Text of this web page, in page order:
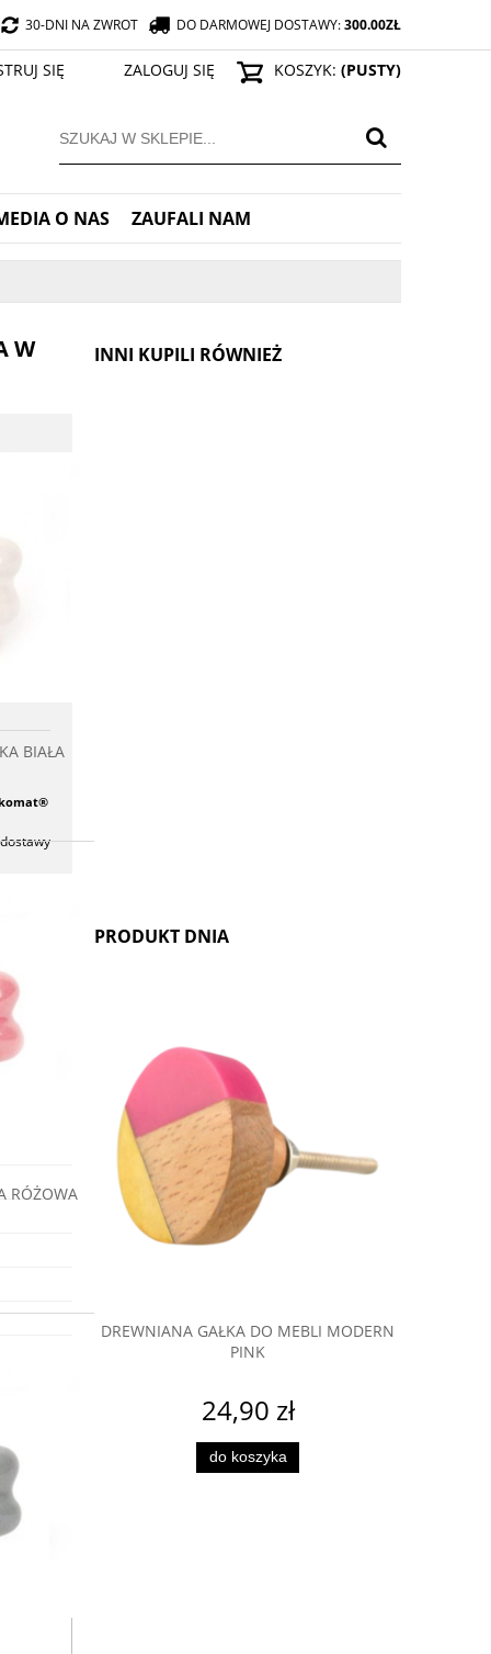
30-DNI NA ZWROT DO DARMOWEJ DOSTAWY:300.00ZŁ
SIĘ ZALOGUJ SIĘ KOSZYK: (PUSTY)
O NAS ZAUFALI NAM
W
w
INNI KUPILI RÓWNIEŻ
BIAŁA
RÓŻOWA
PRODUKT DNIA
DREWNIANA GAŁKA DO MEBLI MODERN
PINK
24,90 zł
do koszyka